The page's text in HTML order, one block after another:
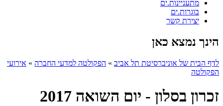
מתעניינות.ים
בוגרות.ים
יצירת קשר
הינך נמצא כאן
לדף הבית של אוניברסיטת תל אביב » הפקולטה למדעי החברה » אירועי
הפקולטה
זכרון בסלון - יום השואה 2017